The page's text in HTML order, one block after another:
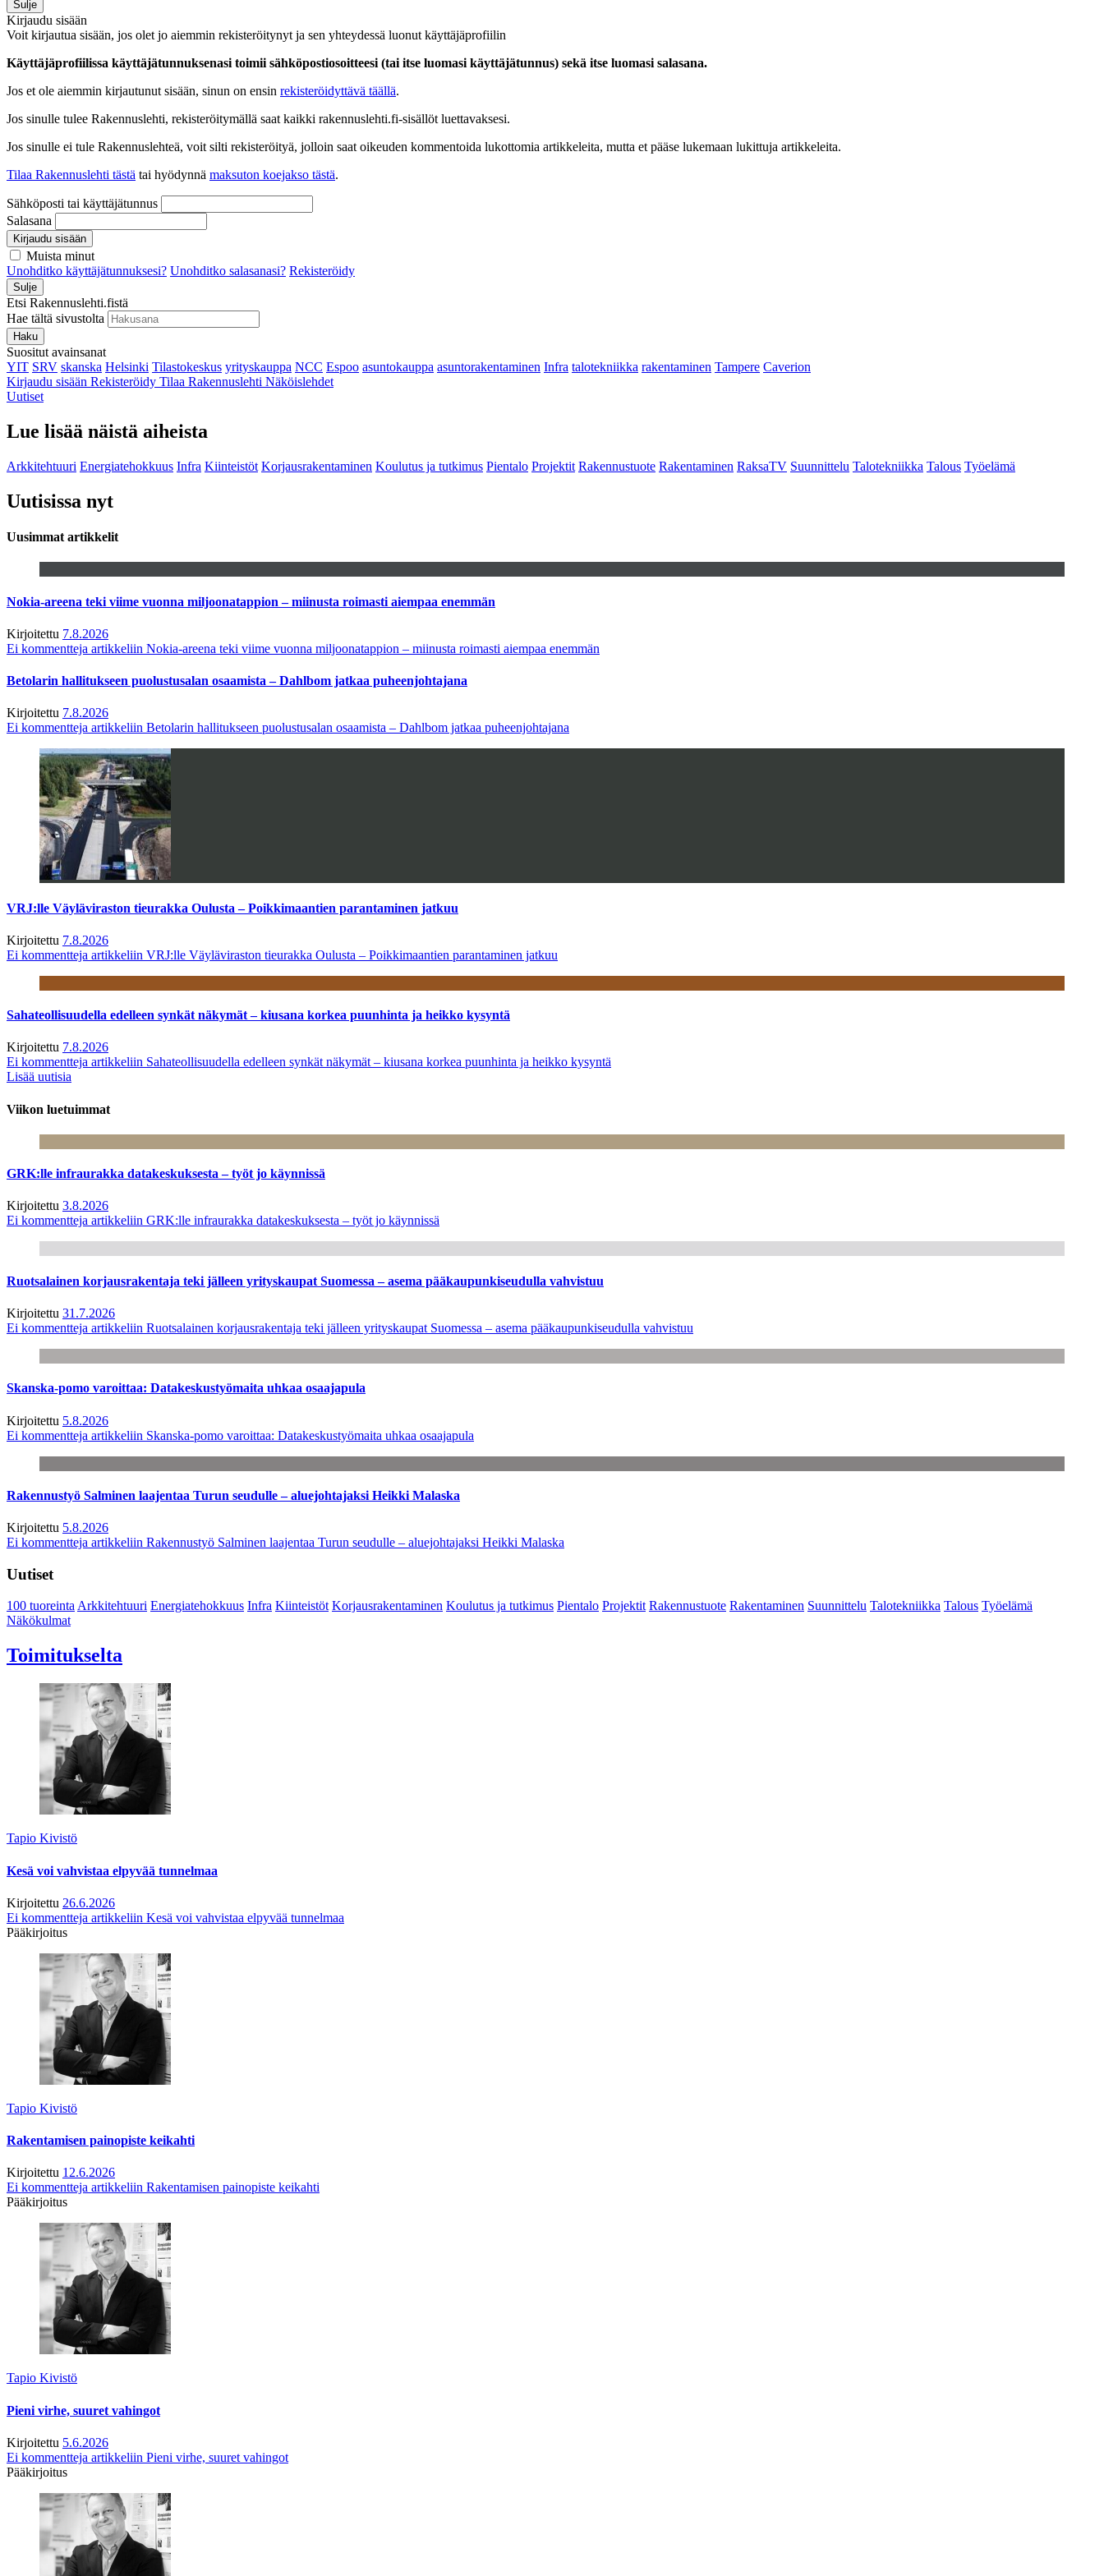
Sulje
Kirjaudu sisään
Voit kirjautua sisään, jos olet jo aiemmin rekisteröitynyt ja sen yhteydessä luonut käyttäjäprofiilin
Käyttäjäprofiilissa käyttäjätunnuksenasi toimii sähköpostiosoitteesi (tai itse luomasi käyttäjätunnus) sekä itse luomasi salasana.
Jos et ole aiemmin kirjautunut sisään, sinun on ensin rekisteröidyttävä täällä.
Jos sinulle tulee Rakennuslehti, rekisteröitymällä saat kaikki rakennuslehti.fi-sisällöt luettavaksesi.
Jos sinulle ei tule Rakennuslehteä, voit silti rekisteröityä, jolloin saat oikeuden kommentoida lukottomia artikkeleita, mutta et pääse lukemaan lukittuja artikkeleita.
Tilaa Rakennuslehti tästä tai hyödynnä maksuton koejakso tästä.
Sähköposti tai käyttäjätunnus
Salasana
Kirjaudu sisään
Muista minut
Unohditko käyttäjätunnuksesi? Unohditko salasanasi? Rekisteröidy
Sulje
Etsi Rakennuslehti.fistä
Hae tältä sivustolta
Haku
Suositut avainsanat
YIT SRV skanska Helsinki Tilastokeskus yrityskauppa NCC Espoo asuntokauppa asuntorakentaminen Infra talotekniikka rakentaminen Tampere Caverion
Kirjaudu sisään Rekisteröidy Tilaa Rakennuslehti Näköislehdet
Uutiset
Lue lisää näistä aiheista
Arkkitehtuuri Energiatehokkuus Infra Kiinteistöt Korjausrakentaminen Koulutus ja tutkimus Pientalo Projektit Rakennustuote Rakentaminen RaksaTV Suunnittelu Talotekniikka Talous Työelämä
Uutisissa nyt
Uusimmat artikkelit
Nokia-areena teki viime vuonna miljoonatappion – miinusta roimasti aiempaa enemmän
Kirjoitettu 7.8.2026
Ei kommentteja artikkeliin Nokia-areena teki viime vuonna miljoonatappion – miinusta roimasti aiempaa enemmän
Betolarin hallitukseen puolustusalan osaamista – Dahlbom jatkaa puheenjohtajana
Kirjoitettu 7.8.2026
Ei kommentteja artikkeliin Betolarin hallitukseen puolustusalan osaamista – Dahlbom jatkaa puheenjohtajana
VRJ:lle Väyläviraston tieurakka Oulusta – Poikkimaantien parantaminen jatkuu
Kirjoitettu 7.8.2026
Ei kommentteja artikkeliin VRJ:lle Väyläviraston tieurakka Oulusta – Poikkimaantien parantaminen jatkuu
Sahateollisuudella edelleen synkät näkymät – kiusana korkea puunhinta ja heikko kysyntä
Kirjoitettu 7.8.2026
Ei kommentteja artikkeliin Sahateollisuudella edelleen synkät näkymät – kiusana korkea puunhinta ja heikko kysyntä
Lisää uutisia
Viikon luetuimmat
GRK:lle infraurakka datakeskuksesta – työt jo käynnissä
Kirjoitettu 3.8.2026
Ei kommentteja artikkeliin GRK:lle infraurakka datakeskuksesta – työt jo käynnissä
Ruotsalainen korjausrakentaja teki jälleen yrityskaupat Suomessa – asema pääkaupunkiseudulla vahvistuu
Kirjoitettu 31.7.2026
Ei kommentteja artikkeliin Ruotsalainen korjausrakentaja teki jälleen yrityskaupat Suomessa – asema pääkaupunkiseudulla vahvistuu
Skanska-pomo varoittaa: Datakeskustyömaita uhkaa osaajapula
Kirjoitettu 5.8.2026
Ei kommentteja artikkeliin Skanska-pomo varoittaa: Datakeskustyömaita uhkaa osaajapula
Rakennustyö Salminen laajentaa Turun seudulle – aluejohtajaksi Heikki Malaska
Kirjoitettu 5.8.2026
Ei kommentteja artikkeliin Rakennustyö Salminen laajentaa Turun seudulle – aluejohtajaksi Heikki Malaska
Uutiset
100 tuoreintaArkkitehtuuri Energiatehokkuus Infra Kiinteistöt Korjausrakentaminen Koulutus ja tutkimus Pientalo Projektit Rakennustuote Rakentaminen Suunnittelu Talotekniikka Talous Työelämä
Näkökulmat
Toimitukselta
Tapio Kivistö
Kesä voi vahvistaa elpyvää tunnelmaa
Kirjoitettu 26.6.2026
Ei kommentteja artikkeliin Kesä voi vahvistaa elpyvää tunnelmaa
Pääkirjoitus
Tapio Kivistö
Rakentamisen painopiste keikahti
Kirjoitettu 12.6.2026
Ei kommentteja artikkeliin Rakentamisen painopiste keikahti
Pääkirjoitus
Tapio Kivistö
Pieni virhe, suuret vahingot
Kirjoitettu 5.6.2026
Ei kommentteja artikkeliin Pieni virhe, suuret vahingot
Pääkirjoitus